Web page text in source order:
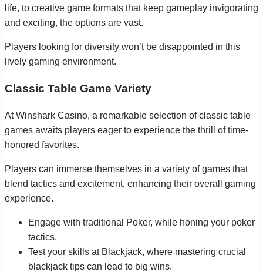
life, to creative game formats that keep gameplay invigorating
and exciting, the options are vast.
Players looking for diversity won’t be disappointed in this
lively gaming environment.
Classic Table Game Variety
At Winshark Casino, a remarkable selection of classic table
games awaits players eager to experience the thrill of time-
honored favorites.
Players can immerse themselves in a variety of games that
blend tactics and excitement, enhancing their overall gaming
experience.
Engage with traditional Poker, while honing your poker
tactics.
Test your skills at Blackjack, where mastering crucial
blackjack tips can lead to big wins.